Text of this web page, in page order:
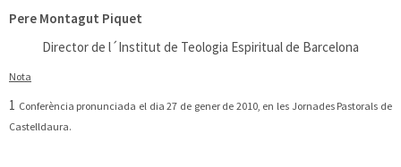
Pere Montagut Piquet
Director de l´Institut de Teologia Espiritual de Barcelona
Nota
1 Conferència pronunciada el dia 27 de gener de 2010, en les Jornades Pastorals de
Castelldaura.